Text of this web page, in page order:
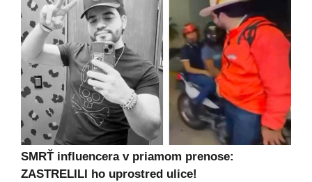
SMRŤ influencera v priamom prenose:
ZASTRELILI ho uprostred ulice!